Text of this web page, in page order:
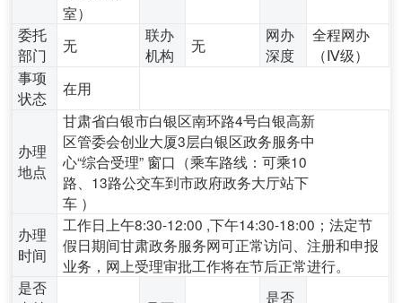
室）
委托
部门
无
联办
机构
无
网办
深度
全程网办
（Ⅳ级）
事项
状态
在用
办理
地点
甘肃省白银市白银区南环路4号白银高新
区管委会创业大厦3层白银区政务服务中
心“综合受理” 窗口（乘车路线：可乘10
路、13路公交车到市政府政务大厅站下
车 ）
办理
时间
工作日上午8:30-12:00 ,下午14:30-18:00；法定节
假日期间甘肃政务服务网可正常访问、注册和申报
业务，网上受理审批工作将在节后正常进行。
是否
是否